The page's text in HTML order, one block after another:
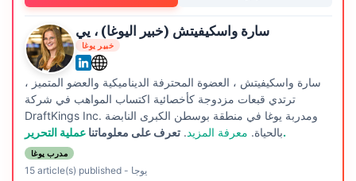
سارة واسكيفيتش (خبير اليوغا) ، يي
خبير يوغا
سارة واسكيفيتش ، العضوة المحترفة الديناميكية والعضو المتميز ،
ترتدي قبعات مزدوجة كأخصائية اكتساب المواهب في شركة
DraftKings Inc. ومدربة يوغا في منطقة بوسطن الكبرى النابضة
بالحياة. معرفة المزيد.تعرف على معلوماتنا عملية التحرير.
مدرب يوغا
15 article(s) published- يوجا